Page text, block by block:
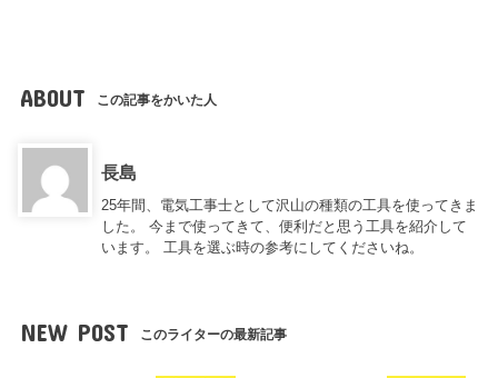
ABOUT この記事をかいた人
長島
25年間、電気工事士として沢山の種類の工具を使ってきま
した。 今まで使ってきて、便利だと思う工具を紹介して
います。 工具を選ぶ時の参考にしてくださいね。
NEW POST このライターの最新記事